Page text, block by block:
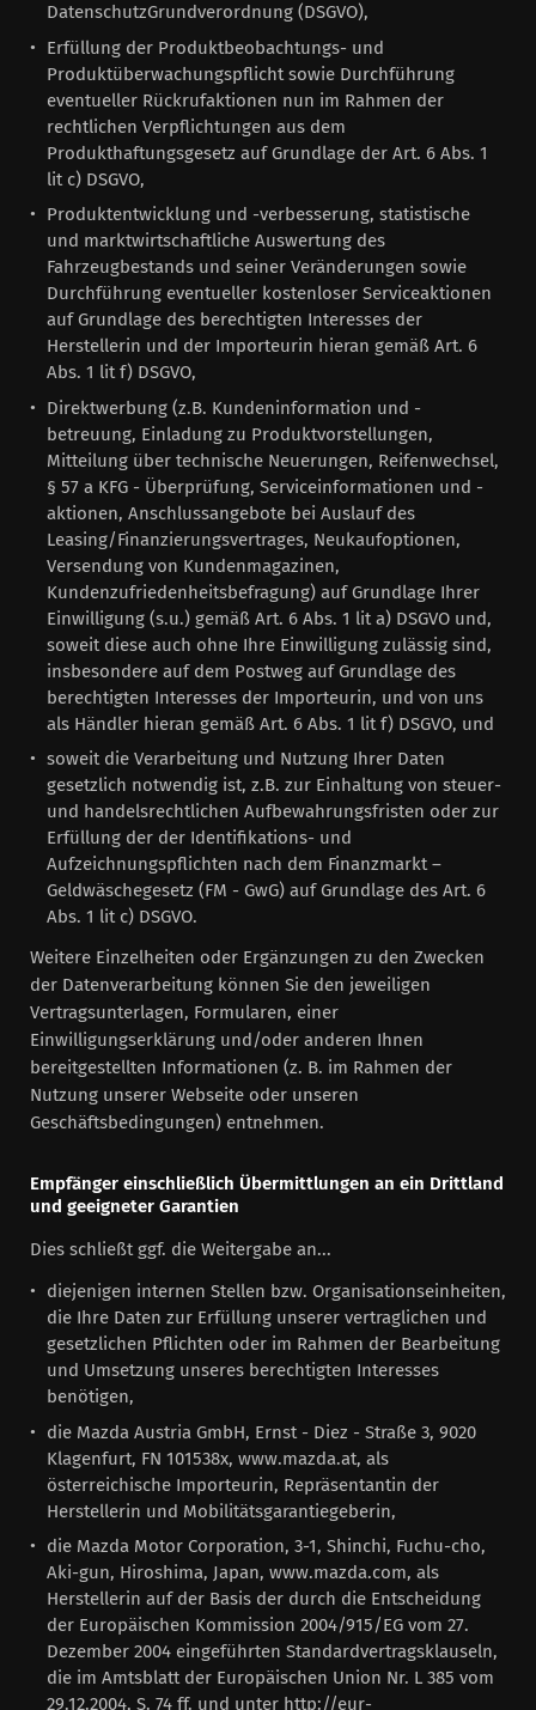
DatenschutzGrundverordnung (DSGVO),
Erfüllung der Produktbeobachtungs- und
Produktüberwachungspflicht sowie Durchführung
eventueller Rückrufaktionen nun im Rahmen der
rechtlichen Verpflichtungen aus dem
Produkthaftungsgesetz auf Grundlage der Art. 6 Abs. 1
lit c) DSGVO,
Produktentwicklung und -verbesserung, statistische
und marktwirtschaftliche Auswertung des
Fahrzeugbestands und seiner Veränderungen sowie
Durchführung eventueller kostenloser Serviceaktionen
auf Grundlage des berechtigten Interesses der
Herstellerin und der Importeurin hieran gemäß Art. 6
Abs. 1 lit f) DSGVO,
Direktwerbung (z.B. Kundeninformation und -
betreuung, Einladung zu Produktvorstellungen,
Mitteilung über technische Neuerungen, Reifenwechsel,
§ 57 a KFG - Überprüfung, Serviceinformationen und -
aktionen, Anschlussangebote bei Auslauf des
Leasing/Finanzierungsvertrages, Neukaufoptionen,
Versendung von Kundenmagazinen,
Kundenzufriedenheitsbefragung) auf Grundlage Ihrer
Einwilligung (s.u.) gemäß Art. 6 Abs. 1 lit a) DSGVO und,
soweit diese auch ohne Ihre Einwilligung zulässig sind,
insbesondere auf dem Postweg auf Grundlage des
berechtigten Interesses der Importeurin, und von uns
als Händler hieran gemäß Art. 6 Abs. 1 lit f) DSGVO, und
soweit die Verarbeitung und Nutzung Ihrer Daten
gesetzlich notwendig ist, z.B. zur Einhaltung von steuer-
und handelsrechtlichen Aufbewahrungsfristen oder zur
Erfüllung der der Identifikations- und
Aufzeichnungspflichten nach dem Finanzmarkt –
Geldwäschegesetz (FM - GwG) auf Grundlage des Art. 6
Abs. 1 lit c) DSGVO.
Weitere Einzelheiten oder Ergänzungen zu den Zwecken
der Datenverarbeitung können Sie den jeweiligen
Vertragsunterlagen, Formularen, einer
Einwilligungserklärung und/oder anderen Ihnen
bereitgestellten Informationen (z. B. im Rahmen der
Nutzung unserer Webseite oder unseren
Geschäftsbedingungen) entnehmen.
Empfänger einschließlich Übermittlungen an ein Drittland
und geeigneter Garantien
Dies schließt ggf. die Weitergabe an...
diejenigen internen Stellen bzw. Organisationseinheiten,
die Ihre Daten zur Erfüllung unserer vertraglichen und
gesetzlichen Pflichten oder im Rahmen der Bearbeitung
und Umsetzung unseres berechtigten Interesses
benötigen,
die Mazda Austria GmbH, Ernst - Diez - Straße 3, 9020
Klagenfurt, FN 101538x, www.mazda.at, als
österreichische Importeurin, Repräsentantin der
Herstellerin und Mobilitätsgarantiegeberin,
die Mazda Motor Corporation, 3-1, Shinchi, Fuchu-cho,
Aki-gun, Hiroshima, Japan, www.mazda.com, als
Herstellerin auf der Basis der durch die Entscheidung
der Europäischen Kommission 2004/915/EG vom 27.
Dezember 2004 eingeführten Standardvertragsklauseln,
die im Amtsblatt der Europäischen Union Nr. L 385 vom
29.12.2004, S. 74 ff. und unter http://eur-